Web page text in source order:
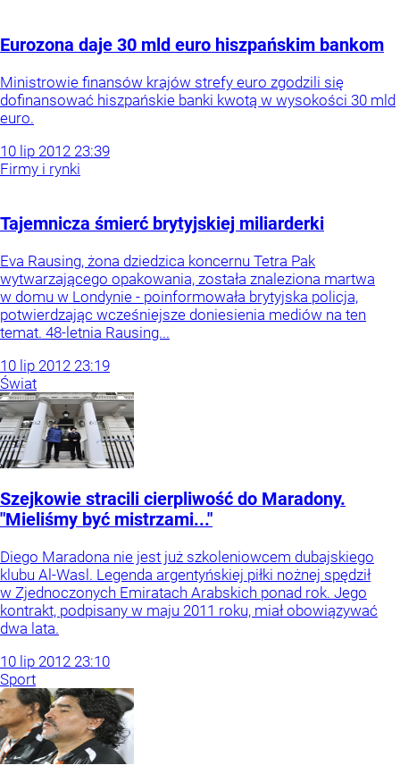
Eurozona daje 30 mld euro hiszpańskim bankom
Ministrowie finansów krajów strefy euro zgodzili się
dofinansować hiszpańskie banki kwotą w wysokości 30 mld
euro.
10 lip 2012 23:39
Firmy i rynki
Tajemnicza śmierć brytyjskiej miliarderki
Eva Rausing, żona dziedzica koncernu Tetra Pak
wytwarzającego opakowania, została znaleziona martwa
w domu w Londynie - poinformowała brytyjska policja,
potwierdzając wcześniejsze doniesienia mediów na ten
temat. 48-letnia Rausing...
10 lip 2012 23:19
Świat
Szejkowie stracili cierpliwość do Maradony.
"Mieliśmy być mistrzami..."
Diego Maradona nie jest już szkoleniowcem dubajskiego
klubu Al-Wasl. Legenda argentyńskiej piłki nożnej spędził
w Zjednoczonych Emiratach Arabskich ponad rok. Jego
kontrakt, podpisany w maju 2011 roku, miał obowiązywać
dwa lata.
10 lip 2012 23:10
Sport